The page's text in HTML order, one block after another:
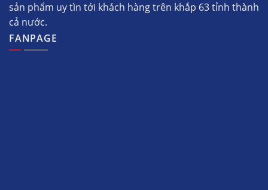
sản phẩm uy tìn tới khách hàng trên khắp 63 tỉnh thành
cả nước.
FANPAGE